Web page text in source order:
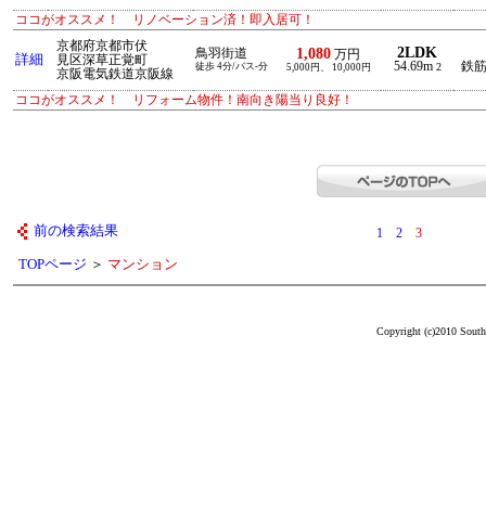
ココがオススメ！ リノベーション済！即入居可！
詳細
京都府京都市伏
見区深草正覚町
京阪電気鉄道京阪線
鳥羽街道
徒歩 4分/バス-分
1,080 万円
5,000円、 10,000円
2LDK
54.69m 2 鉄
ココがオススメ！ リフォーム物件！南向き陽当り良好！
前の検索結果 1 2 3
TOPページ ＞ マンション
Copyright (c)2010